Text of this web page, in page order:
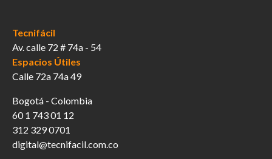
Tecnifácil
Av. calle 72 # 74a - 54
Espacios Útiles
Calle 72a 74a 49
Bogotá - Colombia
60 1 743 01 12
312 329 0701
digital@tecnifacil.com.co